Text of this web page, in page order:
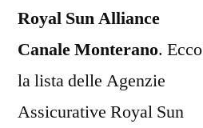
Royal Sun Alliance
Canale Monterano. Ecco
la lista delle Agenzie
Assicurative Royal Sun